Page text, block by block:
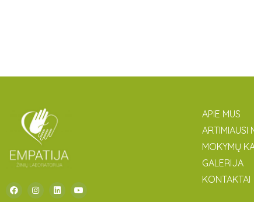
APIE MUS
ARTIMIAUSI
MOKYMŲ
GALERIJA
KONTAKTAI